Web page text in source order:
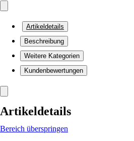
Artikeldetails
Beschreibung
Weitere Kategorien
Kundenbewertungen
Artikeldetails
Bereich überspringen